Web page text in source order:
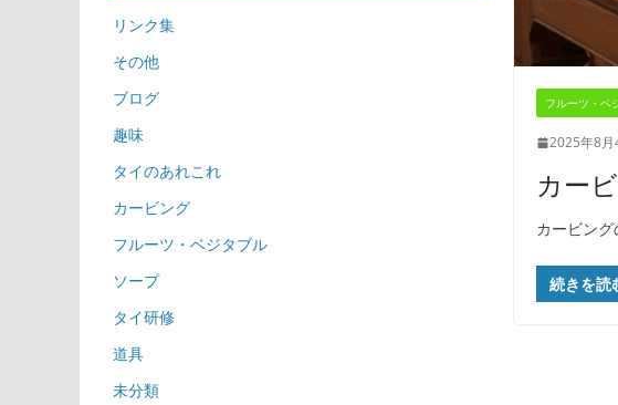
フルーツ・ベ
2025年8月
カー
カービン
続きを読
リンク集
その他
ブログ
趣味
タイのあれこれ
カービング
フルーツ・ベジタブル
ソープ
タイ研修
道具
未分類